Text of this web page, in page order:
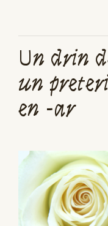
Un drin
un
en -ar